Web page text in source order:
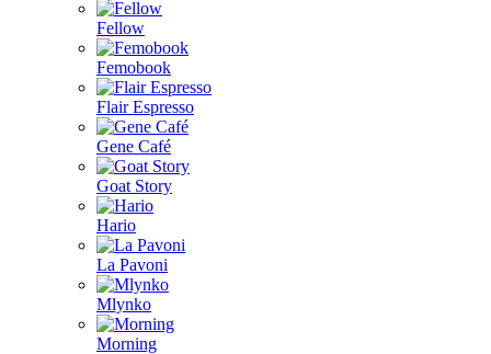
Fellow
Femobook
Flair Espresso
Gene Café
Goat Story
Hario
La Pavoni
Mlynko
Morning